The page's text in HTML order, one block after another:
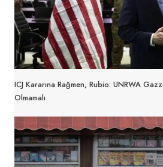
ICJ Kararına Rağmen, Rubio: UNRWA
Olmamalı